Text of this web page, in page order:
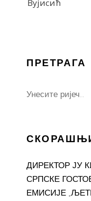
Вујисић
ПРЕТРАГА
for:
ДИРЕКТОР ЈУ
СРПСКЕ
ЕМИСИЈЕ